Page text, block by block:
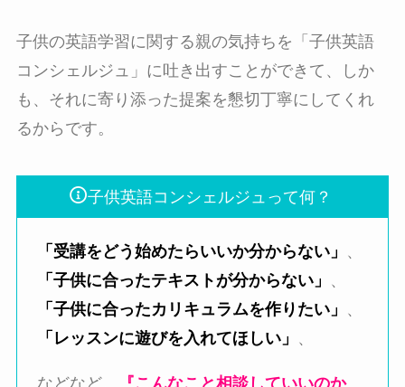
子供の英語学習に関する親の気持ちを「子供英語
コンシェルジュ」に吐き出すことができて、しか
も、それに寄り添った提案を懇切丁寧にしてくれ
るからです。
子供英語コンシェルジュって何？
「受講をどう始めたらいいか分からない」 、
「子供に合ったテキストが分からない」 、
「子供に合ったカリキュラムを作りたい」 、
「レッスンに遊びを入れてほしい」 、